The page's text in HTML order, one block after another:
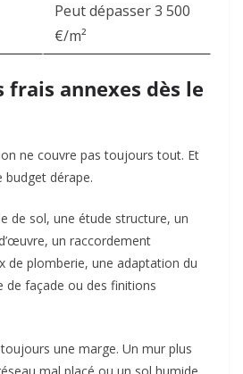
Peut dépasser 3 500
€/m²
frais annexes dès le
ne couvre pas toujours tout. Et
budget dérape.
de sol, une étude structure, un
un raccordement
de plomberie, une adaptation du
de façade ou des finitions
toujours une marge. Un mur plus